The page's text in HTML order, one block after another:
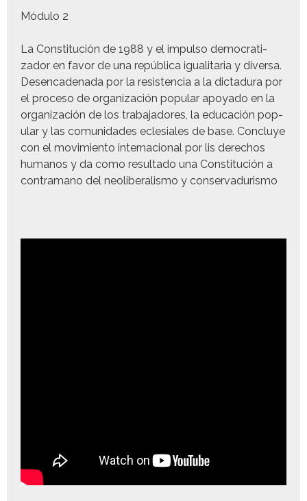
Módu­lo 2
La Con­sti­tu­ción de 1988 y el impul­so democ­ra­ti­
zador en favor de una repúbli­ca igual­i­taria y diver­sa.
Des­en­ca­de­na­da por la resisten­cia a la dic­tadu­ra por
el pro­ce­so de orga­ni­zación pop­u­lar apoy­a­do en la
orga­ni­zación de los tra­ba­jadores, la edu­cación pop­
u­lar y las comu­nidades ecle­siales de base. Con­cluye
con el movimien­to inter­na­cional por lis dere­chos
humanos y da como resul­ta­do una Con­sti­tu­ción a
con­tra­mano del neolib­er­al­is­mo y conservadurismo